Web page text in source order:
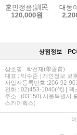
훈민정음(訓民正音)-해
120,000원
대동
상점정보 PC
상호명 : 학선재(學善齋)
대표 : 박수준 | 개인정보 보
사업자등록번호 :206-92-
전화 : 02)453-1040(代) | 팩
주소 : (03150) 서울특별시
스카이렉스)